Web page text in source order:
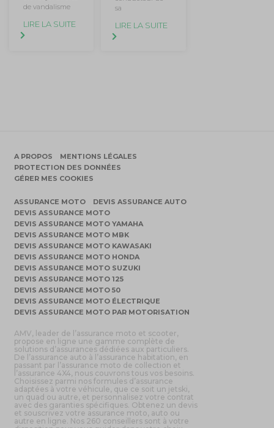
de vandalisme
LIRE LA SUITE
sa
LIRE LA SUITE
A PROPOS
MENTIONS LÉGALES
PROTECTION DES DONNÉES
GÉRER MES COOKIES
ASSURANCE MOTO
DEVIS ASSURANCE AUTO
DEVIS ASSURANCE MOTO
DEVIS ASSURANCE MOTO YAMAHA
DEVIS ASSURANCE MOTO MBK
DEVIS ASSURANCE MOTO KAWASAKI
DEVIS ASSURANCE MOTO HONDA
DEVIS ASSURANCE MOTO SUZUKI
DEVIS ASSURANCE MOTO 125
DEVIS ASSURANCE MOTO 50
DEVIS ASSURANCE MOTO ÉLECTRIQUE
DEVIS ASSURANCE MOTO PAR MOTORISATION
AMV, leader de l’assurance moto et scooter,
propose en ligne une gamme complète de
solutions d’assurances dédiées aux particuliers.
De l’assurance auto à l’assurance habitation, en
passant par l’assurance moto de collection et
l’assurance 4X4, nous couvrons tous vos besoins.
Choisissez parmi nos formules d’assurance
adaptées à votre véhicule, que ce soit un jetski,
un quad ou autre, et personnalisez votre contrat
avec des garanties spécifiques. Obtenez un devis
et souscrivez votre assurance moto, auto ou
autre en ligne. Nos 260 conseillers sont à votre